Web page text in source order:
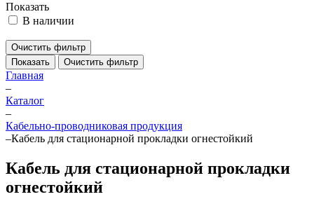
Показать
В наличии
Очистить фильтр
Показать
Очистить фильтр
Главная
–
Каталог
–
Кабельно-проводниковая продукция
–Кабель для стационарной прокладки огнестойкий
Кабель для стационарной прокладки
огнестойкий